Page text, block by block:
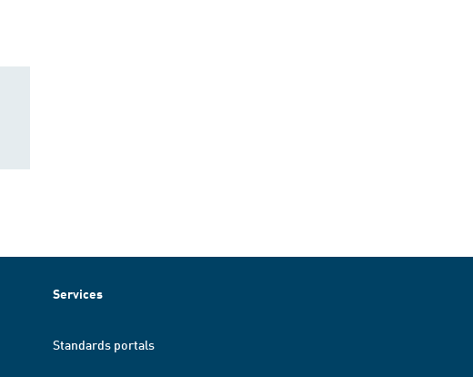
Services
Standards portals